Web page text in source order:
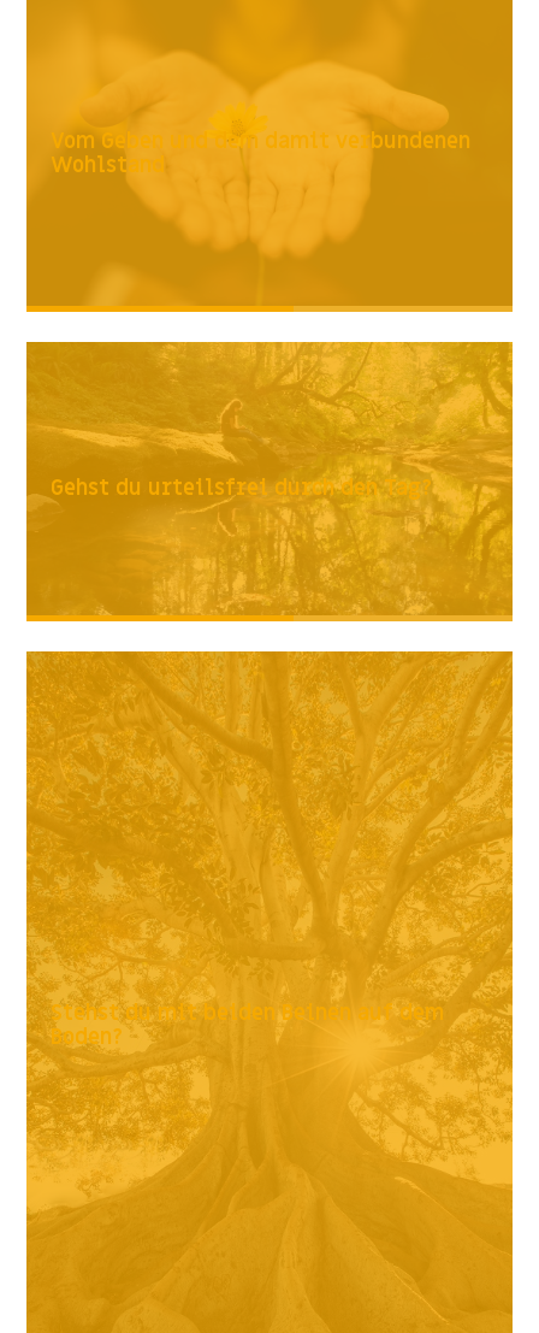
Vom Geben und dem damit verbundenen
Wohlstand
Gehst du urteilsfrei durch den Tag?
Stehst du mit beiden Beinen auf dem
Boden?